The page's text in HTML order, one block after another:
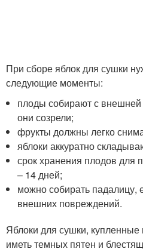
При сборе яблок для сушки
следующие моменты:
плоды собирают с внешней
они созрели;
фрукты должны легко
яблоки аккуратно
срок хранения плодов для
– 14 дней;
можно собирать падалицу,
внешних повреждений.
Яблоки для сушки,
иметь темных пятен и